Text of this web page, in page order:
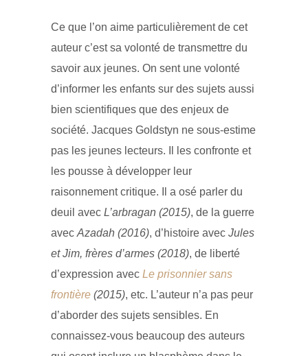
Ce que l’on aime particulièrement de cet
auteur c’est sa volonté de transmettre du
savoir aux jeunes. On sent une volonté
d’informer les enfants sur des sujets aussi
bien scientifiques que des enjeux de
société. Jacques Goldstyn ne sous-estime
pas les jeunes lecteurs. Il les confronte et
les pousse à développer leur
raisonnement critique. Il a osé parler du
deuil avec L’arbragan (2015), de la guerre
avec Azadah (2016), d’histoire avec Jules
et Jim, frères d’armes (2018), de liberté
d’expression avec Le prisonnier sans
frontière (2015), etc. L’auteur n’a pas peur
d’aborder des sujets sensibles. En
connaissez-vous beaucoup des auteurs